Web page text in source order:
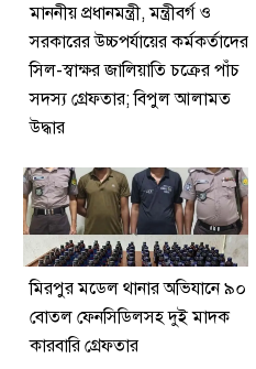
মাননীয় প্রধানমন্ত্রী, মন্ত্রীবর্গ ও
সরকারের উচ্চপর্যায়ের কর্মকর্তাদের
সিল-স্বাক্ষর জালিয়াতি চক্রের পাঁচ
সদস্য গ্রেফতার; বিপুল আলামত
উদ্ধার
মিরপুর মডেল থানার অভিযানে ৯০
বোতল ফেনসিডিলসহ দুই মাদক
কারবারি গ্রেফতার